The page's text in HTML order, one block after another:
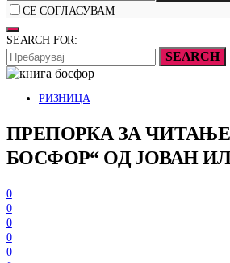
СЕ СОГЛАСУВАМ
SEARCH FOR:
SEARCH
РИЗНИЦА
ПРЕПОРКА ЗА
БОСФОР“ ОД ЈОВАН
0
0
0
0
0